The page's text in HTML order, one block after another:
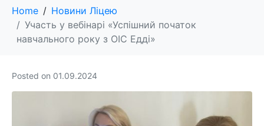
Home
Новини Ліцею
Участь у вебінарі «Успішний початок
навчального року з ОІС Едді»
Posted on 01.09.2024